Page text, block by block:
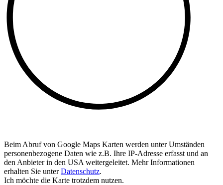
Beim Abruf von Google Maps Karten werden unter Umständen
personenbezogene Daten wie z.B. Ihre IP-Adresse erfasst und an
den Anbieter in den USA weitergeleitet. Mehr Informationen
erhalten Sie unterDatenschutz.
Ich möchte die Karte trotzdem nutzen.